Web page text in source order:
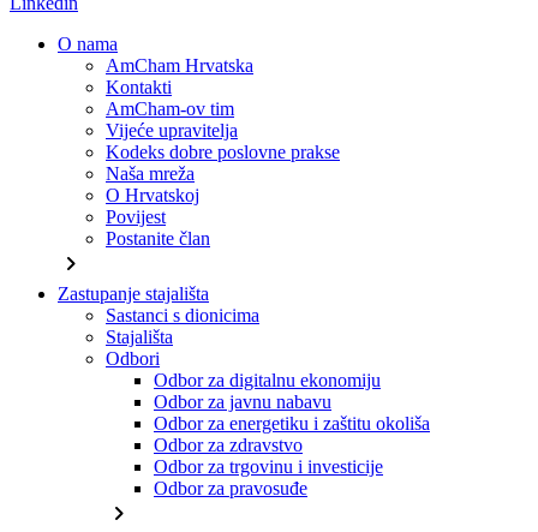
O nama
AmCham Hrvatska
Kontakti
AmCham-ov tim
Vijeće upravitelja
Kodeks dobre poslovne prakse
Naša mreža
O Hrvatskoj
Povijest
Postanite član
chevron_right
Zastupanje stajališta
Sastanci s dionicima
Stajališta
Odbori
Odbor za digitalnu ekonomiju
Odbor za javnu nabavu
Odbor za energetiku i zaštitu okoliša
Odbor za zdravstvo
Odbor za trgovinu i investicije
Odbor za pravosuđe
chevron_right